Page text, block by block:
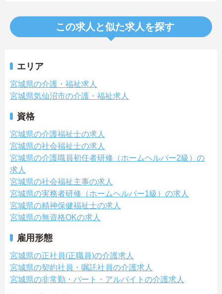
この求人と似た求人を探す
エリア
宮城県の介護・福祉求人
宮城県気仙沼市の介護・福祉求人
資格
宮城県の介護福祉士の求人
宮城県の社会福祉士の求人
宮城県の介護職員初任者研修（ホームヘルパー2級）の
求人
宮城県の社会福祉主事の求人
宮城県の実務者研修（ホームヘルパー1級）の求人
宮城県の精神保健福祉士の求人
宮城県の無資格OKの求人
雇用形態
宮城県の正社員(正職員)の介護求人
宮城県の契約社員・嘱託社員の介護求人
宮城県の非常勤・パート・アルバイトの介護求人